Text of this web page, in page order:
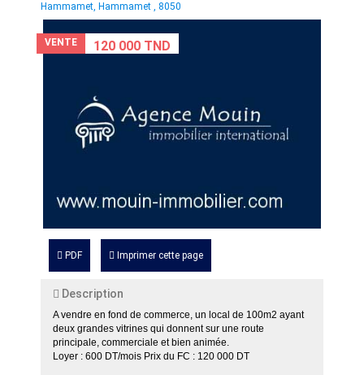
Hammamet, Hammamet , 8050
VENTE 120 000 TND
PDF Imprimer cette page
Description
A vendre en fond de commerce, un local de 100m2 ayant
deux grandes vitrines qui donnent sur une route
principale, commerciale et bien animée.
Loyer : 600 DT/mois Prix du FC : 120 000 DT